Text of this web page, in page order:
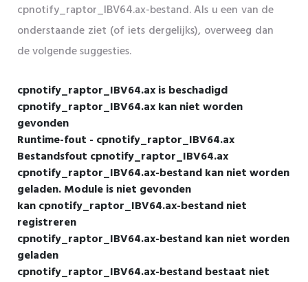
cpnotify_raptor_IBV64.ax-bestand. Als u een van de
onderstaande ziet (of iets dergelijks), overweeg dan
de volgende suggesties.
cpnotify_raptor_IBV64.ax is beschadigd
cpnotify_raptor_IBV64.ax kan niet worden
gevonden
Runtime-fout - cpnotify_raptor_IBV64.ax
Bestandsfout cpnotify_raptor_IBV64.ax
cpnotify_raptor_IBV64.ax-bestand kan niet worden
geladen. Module is niet gevonden
kan cpnotify_raptor_IBV64.ax-bestand niet
registreren
cpnotify_raptor_IBV64.ax-bestand kan niet worden
geladen
cpnotify_raptor_IBV64.ax-bestand bestaat niet